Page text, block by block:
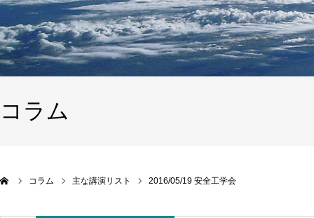
コラム
コラム 主な講演リスト 2016/05/19 安全工学会